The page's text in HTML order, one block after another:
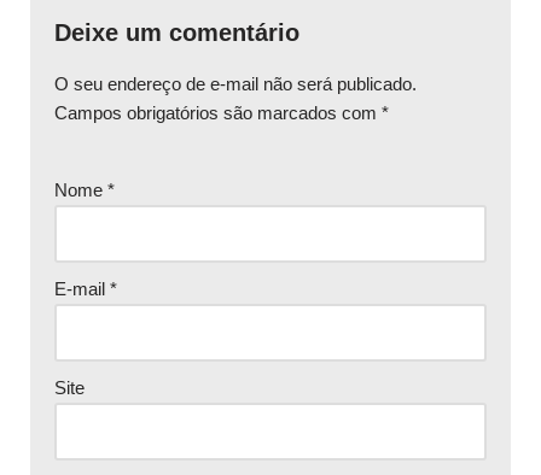
Deixe um comentário
O seu endereço de e-mail não será publicado.
Campos obrigatórios são marcados com *
Nome *
E-mail *
Site